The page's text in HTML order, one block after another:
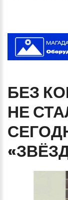
БЕЗ
НЕ